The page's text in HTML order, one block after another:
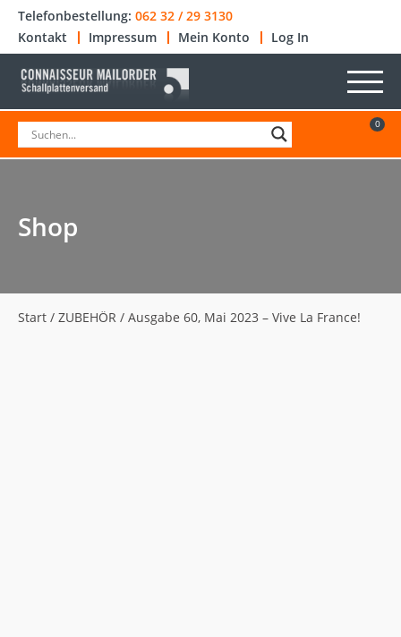
Telefonbestellung: 062 32 / 29 3130
Kontakt
Impressum Mein Konto Log In
0
Shop
Start / ZUBEHÖR / Ausgabe 60, Mai 2023 – Vive La France!